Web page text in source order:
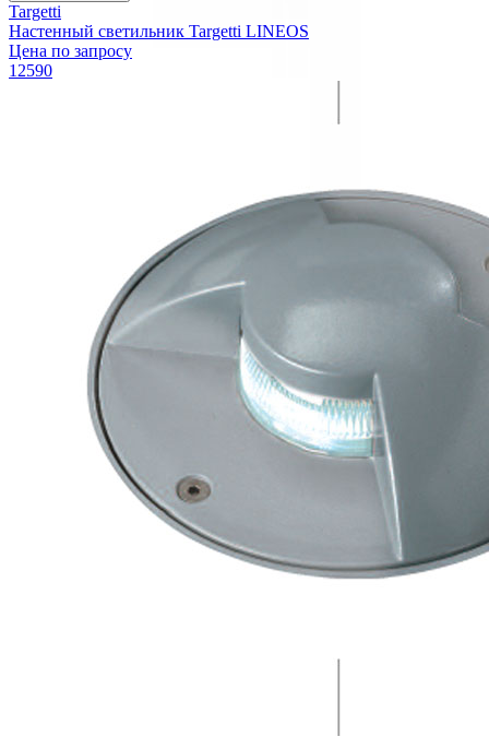
Targetti
Настенный светильник Targetti LINEOS
Цена по запросу
12590